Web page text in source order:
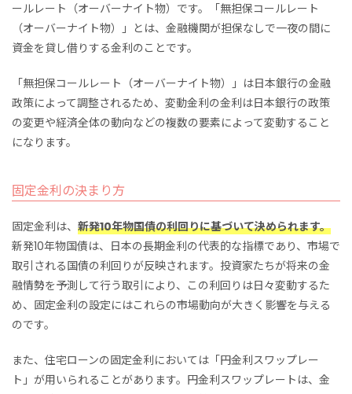
ールレート（オーバーナイト物）です。「無担保コールレート
（オーバーナイト物）」とは、金融機関が担保なしで一夜の間に
資金を貸し借りする金利のことです。
「無担保コールレート（オーバーナイト物）」は日本銀行の金融
政策によって調整されるため、変動金利の金利は日本銀行の政策
の変更や経済全体の動向などの複数の要素によって変動すること
になります。
固定金利の決まり方
固定金利は、 新発10年物国債の利回りに基づいて決められます。
新発10年物国債は、日本の長期金利の代表的な指標であり、市場で
取引される国債の利回りが反映されます。投資家たちが将来の金
融情勢を予測して行う取引により、この利回りは日々変動するた
め、固定金利の設定にはこれらの市場動向が大きく影響を与える
のです。
また、住宅ローンの固定金利においては「円金利スワップレー
ト」が用いられることがあります。円金利スワップレートは、金